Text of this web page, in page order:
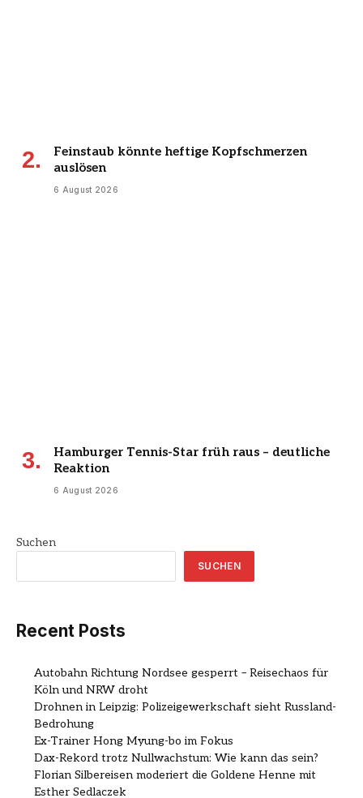
Feinstaub könnte heftige Kopfschmerzen
auslösen
6 August 2026
Hamburger Tennis-Star früh raus – deutliche
Reaktion
6 August 2026
Suchen
SUCHEN
Recent Posts
Autobahn Richtung Nordsee gesperrt – Reisechaos für
Köln und NRW droht
Drohnen in Leipzig: Polizeigewerkschaft sieht Russland-
Bedrohung
Ex-Trainer Hong Myung-bo im Fokus
Dax-Rekord trotz Nullwachstum: Wie kann das sein?
Florian Silbereisen moderiert die Goldene Henne mit
Esther Sedlaczek